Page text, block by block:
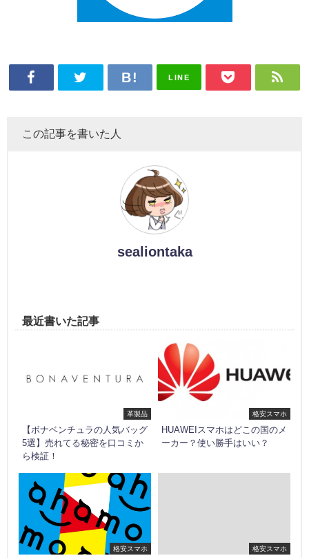
LINE
この記事を書いた人
sealiontaka
最近書いた記事
革製品
【ボナベンチュラの人気バッグ
5選】売れてる秘密を口コミか
ら検証！
格安スマホ
HUAWEIスマホはどこの国のメ
ーカー？使い勝手はいい？
格安スマホ 格安スマホ